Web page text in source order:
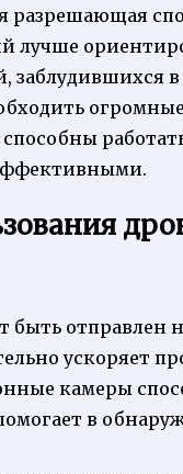
разрешающая
лучше
заблудившихся
быть отправлен
ускоряет
камеры
в